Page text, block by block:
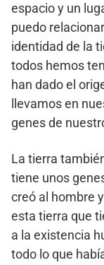
espacio y un
puedo
identidad de la
todos hemos
han dado el
llevamos en
genes de
La tierra
tiene unos
creó al hombre
esta tierra que
a la existencia
todo lo que